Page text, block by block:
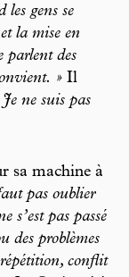
gens se
la mise en
parlent des
» Il
Je ne suis pas
sa machine à
pas oublier
s’est pas passé
des problèmes
conflit